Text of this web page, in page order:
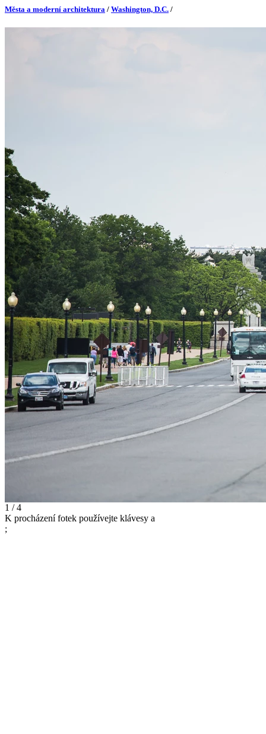
Města a moderní architektura / Washington, D.C. /
1 / 4
K procházení fotek používejte klávesy a
;